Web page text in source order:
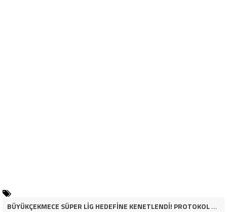
BÜYÜKÇEKMECE SÜPER LİG HEDEFİNE KENETLENDİ! PROTOKOL VE İŞ DÜNYASINDAN BASKETBOL TAKIMINA TAM DESTEK…